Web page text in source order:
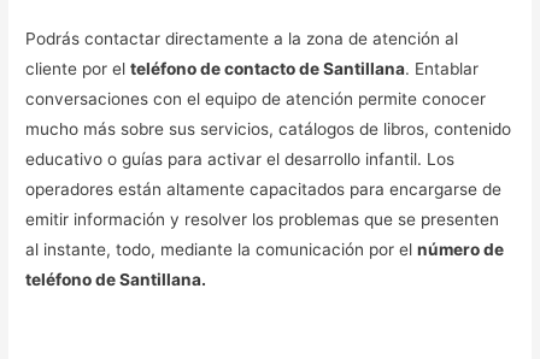
Podrás contactar directamente a la zona de atención al
cliente por elteléfono de contacto de Santillana. Entablar
conversaciones con el equipo de atención permite conocer
mucho más sobre sus servicios, catálogos de libros, contenido
educativo o guías para activar el desarrollo infantil. Los
operadores están altamente capacitados para encargarse de
emitir información y resolver los problemas que se presenten
al instante, todo, mediante la comunicación por elnúmero de
teléfono de Santillana.